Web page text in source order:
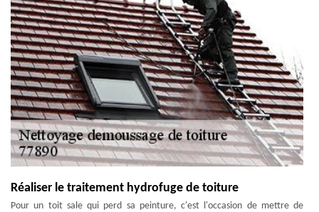
Réaliser le traitement hydrofuge de toiture
Pour un toit sale qui perd sa peinture, c'est l'occasion de mettre de